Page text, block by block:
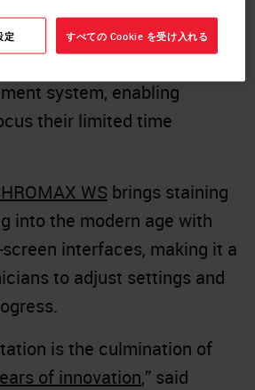
reagents. TheHistoCore
system, enabling
their limited time
WS brings staining
into the modern age with
interfaces, making it a
to adjust settings and
is the culmination of
of innovation,” said
定 すべての Cookie を受け入れる